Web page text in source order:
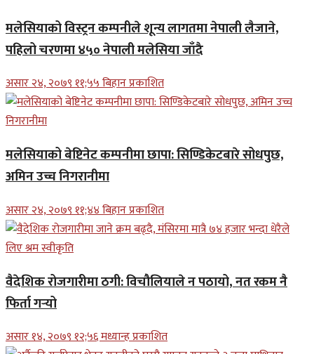
मलेसियाको विस्ट्रन कम्पनीले शून्य लागतमा नेपाली लैजाने,
पहिलो चरणमा ४५० नेपाली मलेसिया जाँदै
असार २४, २०७९ ११;५५ बिहान प्रकाशित
मलेसियाको बेष्टिनेट कम्पनीमा छापा: सिण्डिकेटबारे सोधपुछ,
अमिन उच्च निगरानीमा
असार २४, २०७९ ११;४४ बिहान प्रकाशित
वैदेशिक रोजगारीमा ठगी: विचौलियाले न पठायो, नत रकम नै
फिर्ता गर्‍यो
असार १४, २०७९ १२;५६ मध्यान्ह प्रकाशित